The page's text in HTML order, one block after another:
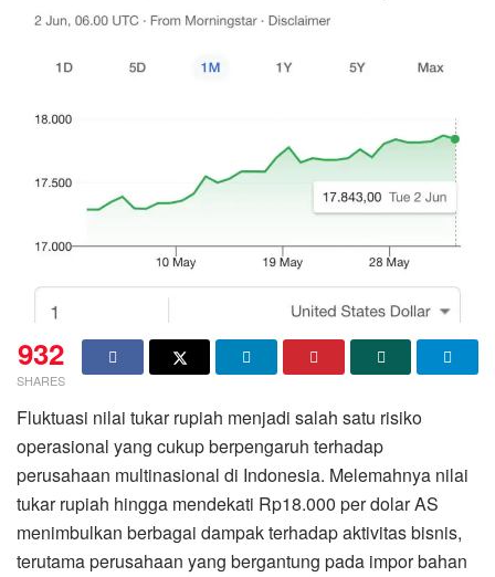
932
SHARES
Fluktuasi nilai tukar rupiah menjadi salah satu risiko
operasional yang cukup berpengaruh terhadap
perusahaan multinasional di Indonesia. Melemahnya nilai
tukar rupiah hingga mendekati Rp18.000 per dolar AS
menimbulkan berbagai dampak terhadap aktivitas bisnis,
terutama perusahaan yang bergantung pada impor bahan